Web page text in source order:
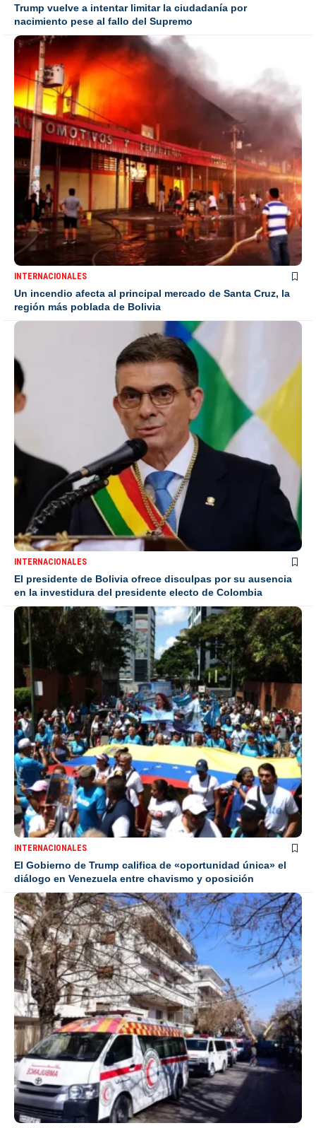
Trump vuelve a intentar limitar la ciudadanía por
nacimiento pese al fallo del Supremo
INTERNACIONALES
Un incendio afecta al principal mercado de Santa Cruz, la
región más poblada de Bolivia
INTERNACIONALES
El presidente de Bolivia ofrece disculpas por su ausencia
en la investidura del presidente electo de Colombia
INTERNACIONALES
El Gobierno de Trump califica de «oportunidad única» el
diálogo en Venezuela entre chavismo y oposición